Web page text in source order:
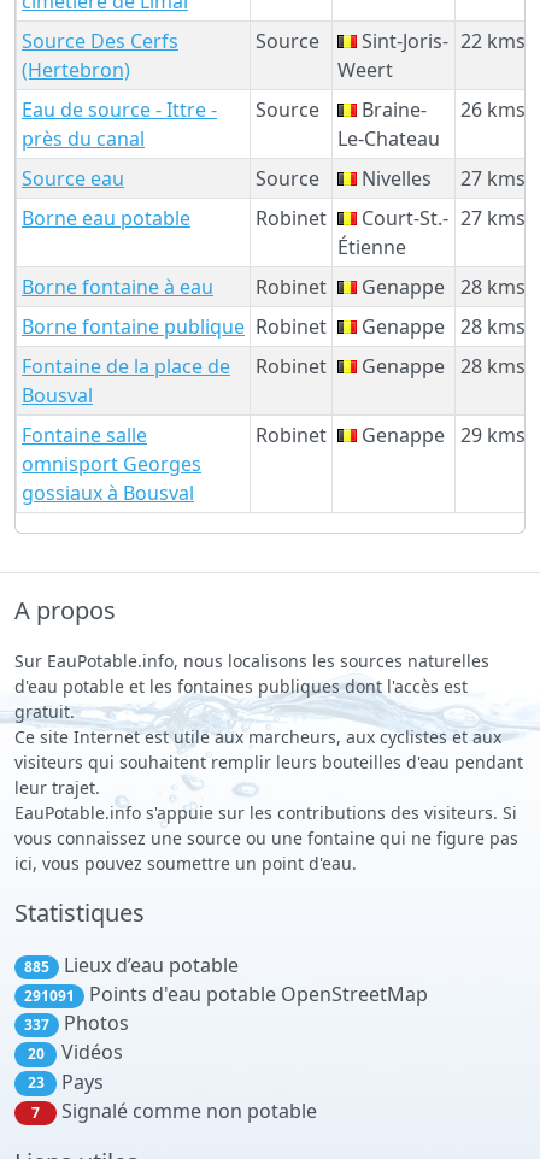
Source Des Cerfs
(Hertebron)
Source
Sint-Joris-
Weert
22 kms
Eau de source - Ittre -
près du canal
Source
Braine-
Le-Chateau
26 kms
Source eau Source Nivelles
27 kms
Borne eau potable
Robinet
Court-St.-
Étienne
27 kms
Borne fontaine à eau Robinet Genappe 28 kms
Borne fontaine publique Robinet Genappe 28 kms
Fontaine de la place de
Bousval
Robinet Genappe 28 kms
Fontaine salle
omnisport Georges
gossiaux à Bousval
Robinet Genappe 29 kms
A propos
Sur EauPotable.info, nous localisons les sources naturelles
d'eau potable et les fontaines publiques dont l'accès est
gratuit.
Ce site Internet est utile aux marcheurs, aux cyclistes et aux
visiteurs qui souhaitent remplir leurs bouteilles d'eau pendant
leur trajet.
EauPotable.info s'appuie sur les contributions des visiteurs. Si
vous connaissez une source ou une fontaine qui ne figure pas
ici, vous pouvez soumettre un point d'eau.
Statistiques
885 Lieux d’eau potable
291091 Points d'eau potable OpenStreetMap
337 Photos
20 Vidéos
23 Pays
7 Signalé comme non potable